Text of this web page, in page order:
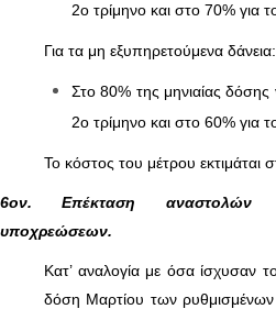
2ο τρίμηνο και στο 70% για
Για τα μη εξυπηρετούμενα δάνεια:
Στο 80% της μηνιαίας δόσης
2ο τρίμηνο και στο 60% για
Το κόστος του μέτρου εκτιμάται
6ον. Επέκταση αναστολών
υποχρεώσεων.
Κατ’ αναλογία με όσα ίσχυσαν
δόση Μαρτίου των